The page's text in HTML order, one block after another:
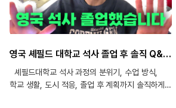
영국 셰필드 대학교 석사 졸업 후 솔직 Q&A | 유학 만족도, 수업, 취업, 생활까지
셰필드대학교 석사 과정의 분위기, 수업 방식,
학교 생활, 도시 적응, 졸업 후 계획까지 솔직하게